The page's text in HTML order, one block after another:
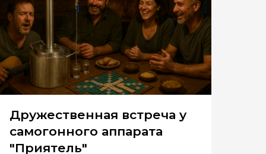
Дружественная встреча у
самогонного аппарата
"Приятель"